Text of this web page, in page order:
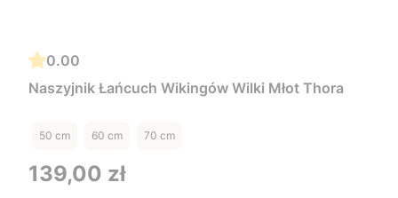
0.00
Naszyjnik Łańcuch Wikingów Wilki Młot Thora
50 cm 60 cm 70 cm
Cena
139,00 zł